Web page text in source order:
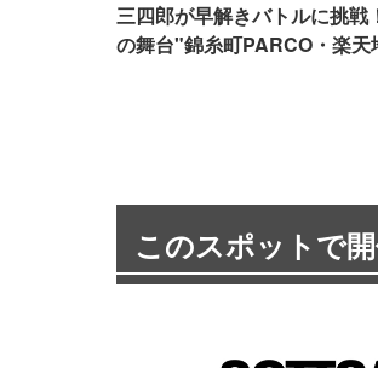
三四郎が早解きバトルに挑戦
の舞台"錦糸町PARCO・楽天
このスポットで